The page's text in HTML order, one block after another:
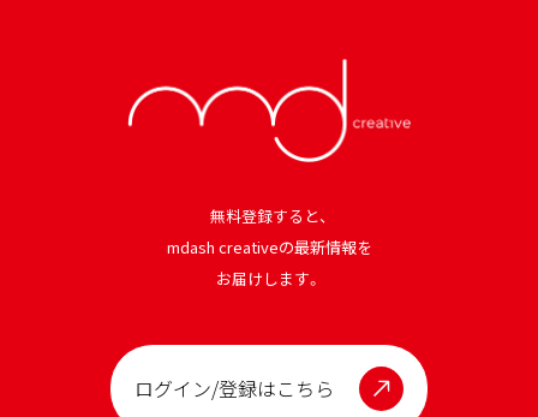
無料登録すると、
mdash creativeの最新情報を
お届けします。
ログイン/登録はこちら